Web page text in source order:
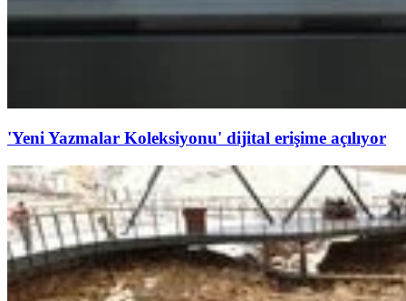
'Yeni Yazmalar Koleksiyonu' dijital erişime açılıyor